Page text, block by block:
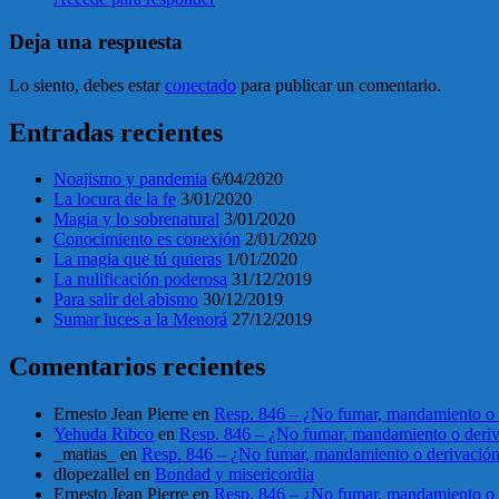
Deja una respuesta
Lo siento, debes estarconectado para publicar un comentario.
Entradas recientes
Noajismo y pandemia 6/04/2020
La locura de la fe 3/01/2020
Magia y lo sobrenatural 3/01/2020
Conocimiento es conexión 2/01/2020
La magia que tú quieras 1/01/2020
La nulificación poderosa 31/12/2019
Para salir del abismo 30/12/2019
Sumar luces a la Menorá 27/12/2019
Comentarios recientes
Ernesto Jean Pierre en Resp. 846 – ¿No fumar, mandamiento
Yehuda Ribco en Resp. 846 – ¿No fumar, mandamiento o
_matias_
en Resp. 846 – ¿No fumar, mandamiento o
dlopezallel en Bondad y misericordia
Ernesto Jean Pierre en Resp. 846 – ¿No fumar, mandamiento